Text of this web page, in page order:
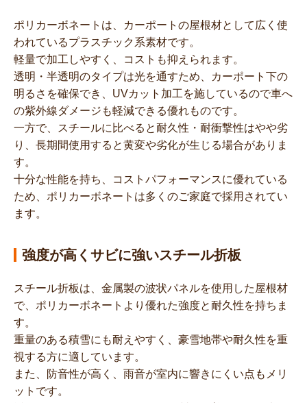
ポリカーボネートは、カーポートの屋根材として広く使
われているプラスチック系素材です。
軽量で加工しやすく、コストも抑えられます。
透明・半透明のタイプは光を通すため、カーポート下の
明るさを確保でき、UVカット加工を施しているので車へ
の紫外線ダメージも軽減できる優れものです。
一方で、スチールに比べると耐久性・耐衝撃性はやや劣
り、長期間使用すると黄変や劣化が生じる場合がありま
す。
十分な性能を持ち、コストパフォーマンスに優れている
ため、ポリカーボネートは多くのご家庭で採用されてい
ます。
強度が高くサビに強いスチール折板
スチール折板は、金属製の波状パネルを使用した屋根材
で、ポリカーボネートより優れた強度と耐久性を持ちま
す。
重量のある積雪にも耐えやすく、豪雪地帯や耐久性を重
視する方に適しています。
また、防音性が高く、雨音が室内に響きにくい点もメリ
ットです。